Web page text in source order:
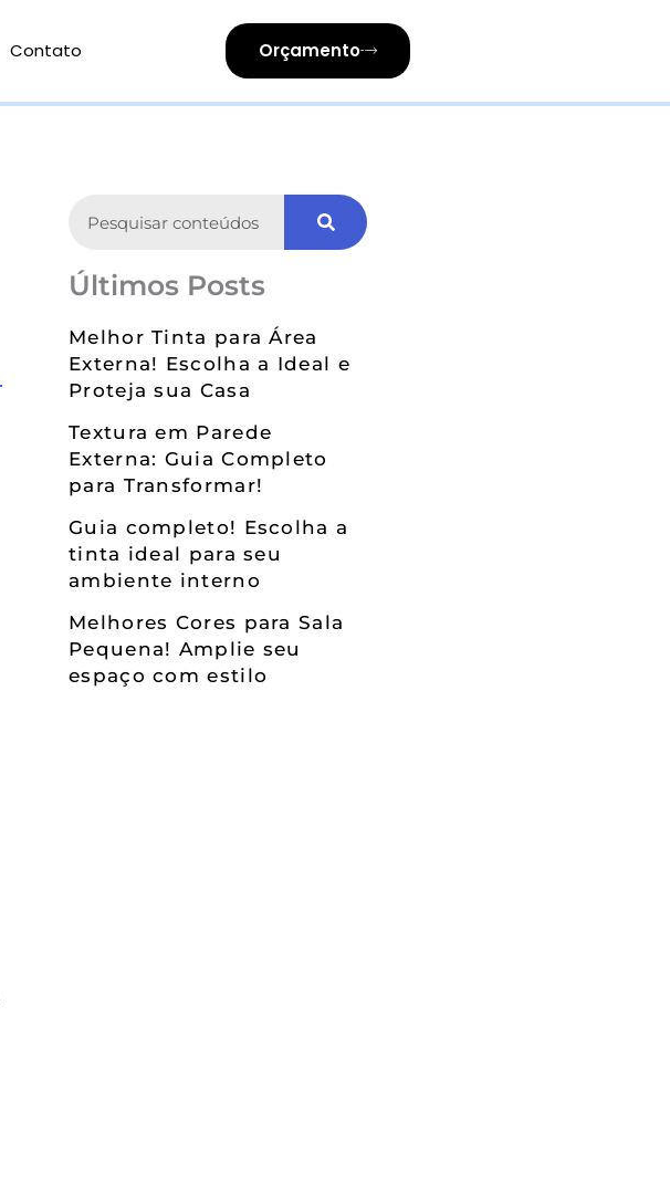
Contato Orçamento
Últimos Posts
Melhor Tinta para Área
Externa! Escolha a Ideal e
Proteja sua Casa
Textura em Parede
Externa: Guia Completo
para Transformar!
Guia completo! Escolha a
tinta ideal para seu
ambiente interno
Melhores Cores para Sala
Pequena! Amplie seu
espaço com estilo